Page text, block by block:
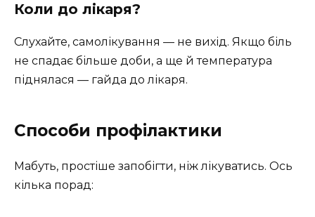
Коли до лікаря?
Слухайте, самолікування — не вихід. Якщо біль
не спадає більше доби, а ще й температура
піднялася — гайда до лікаря.
Способи профілактики
Мабуть, простіше запобігти, ніж лікуватись. Ось
кілька порад: